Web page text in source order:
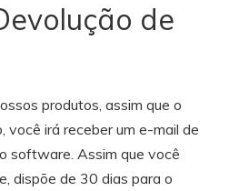
de
produtos, assim que o
irá receber um e-mail de
software. Assim que você
dispõe de 30 dias para o